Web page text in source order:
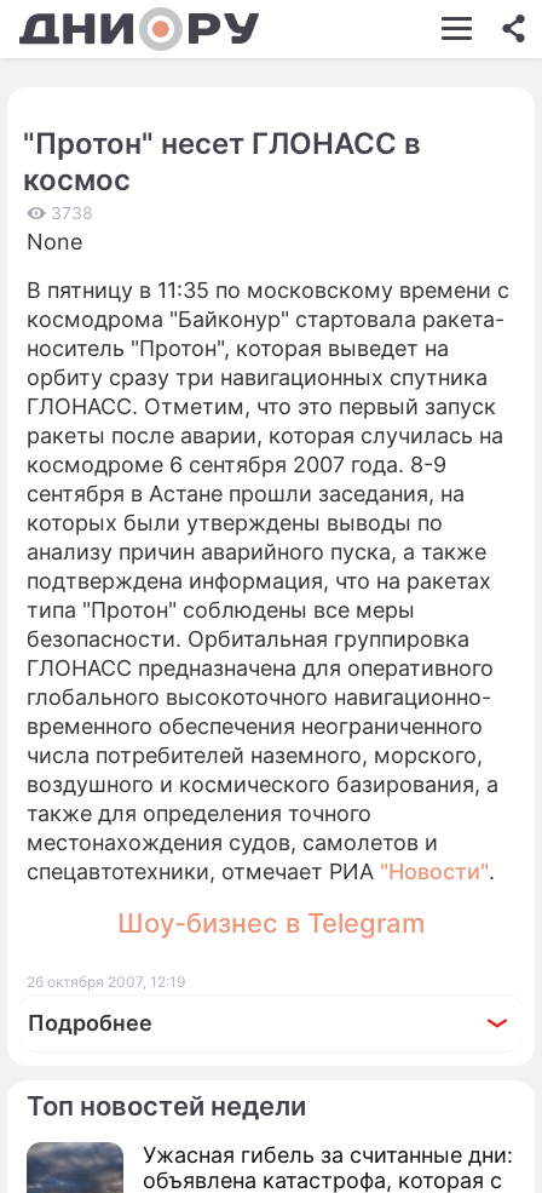
ШОУ-БИЗНЕС
КИНО
ЭКОНОМИКА
ПРОИСШЕСТВИЯ
СОННИК
СТИЛЬ ЖИЗНИ
СЕРИАЛЫ
ИГРЫ
ПРЕСС-РЕЛИЗЫ
О ПРОЕКТЕ
Топ новостей недели
Ужасная гибель за считанные дни:
объявлена катастрофа, которая с
"Протон" несет ГЛОНАСС в
космос
3738
None
В пятницу в 11:35 по московскому времени с
космодрома "Байконур" стартовала ракета-
носитель "Протон", которая выведет на
орбиту сразу три навигационных спутника
ГЛОНАСС. Отметим, что это первый запуск
ракеты после аварии, которая случилась на
космодроме 6 сентября 2007 года. 8-9
сентября в Астане прошли заседания, на
которых были утверждены выводы по
анализу причин аварийного пуска, а также
подтверждена информация, что на ракетах
типа "Протон" соблюдены все меры
безопасности. Орбитальная группировка
ГЛОНАСС предназначена для оперативного
глобального высокоточного навигационно-
временного обеспечения неограниченного
числа потребителей наземного, морского,
воздушного и космического базирования, а
также для определения точного
местонахождения судов, самолетов и
спецавтотехники, отмечает РИА "Новости".
Шоу-бизнес в Telegram
26 октября 2007, 12:19
Подробнее